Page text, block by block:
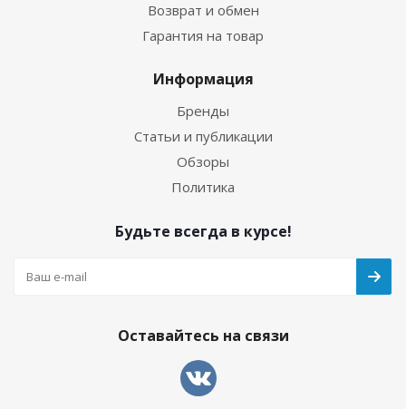
Возврат и обмен
Гарантия на товар
Информация
Бренды
Статьи и публикации
Обзоры
Политика
Будьте всегда в курсе!
Оставайтесь на связи